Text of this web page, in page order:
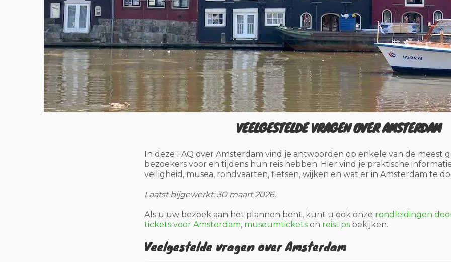
VEELGESTELDE VRAGEN OVER AMSTERDAM
In deze FAQ over Amsterdam vind je antwoorden op enkele van de meest
bezoekers voor en tijdens hun reis hebben. Hier vind je praktische
veiligheid, musea, rondvaarten, fietsen, wijken en wat er in Amsterdam te
Laatst bijgewerkt: 30 maart 2026.
Als u uw bezoek aan het plannen bent, kunt u ook onze rondleidingen
tickets voor Amsterdam, museumtickets en reistips bekijken.
Veelgestelde vragen over Amsterdam